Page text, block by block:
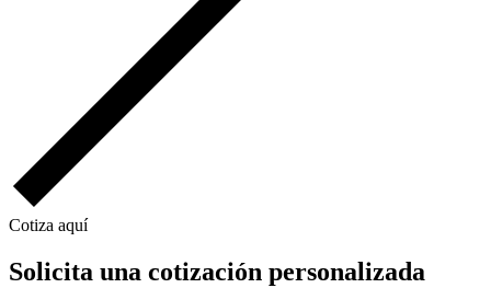
Cotiza aquí
Solicita una cotización personalizada